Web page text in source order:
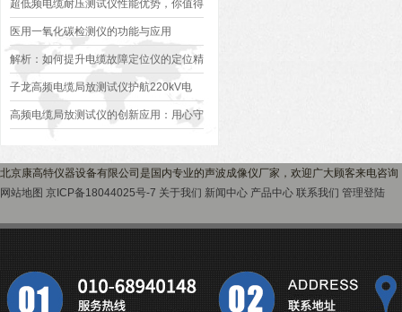
超低频电缆耐压测试仪性能优势，你值得
拥有
医用一氧化碳检测仪的功能与应用
解析：如何提升电缆故障定位仪的定位精
度
子龙高频电缆局放测试仪护航220kV电
缆，精准电缆故障定位
高频电缆局放测试仪的创新应用：用心守
北京康高特仪器设备有限公司是国内专业的声波成像仪厂家，欢迎广大顾客来电咨询
网站地图 京ICP备18044025号-7 关于我们 新闻中心 产品中心 联系我们 管理登陆